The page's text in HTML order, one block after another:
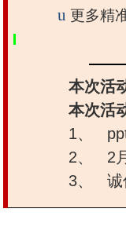
u 更多精
本次活
本次活
1、
2、
2
3、
诚